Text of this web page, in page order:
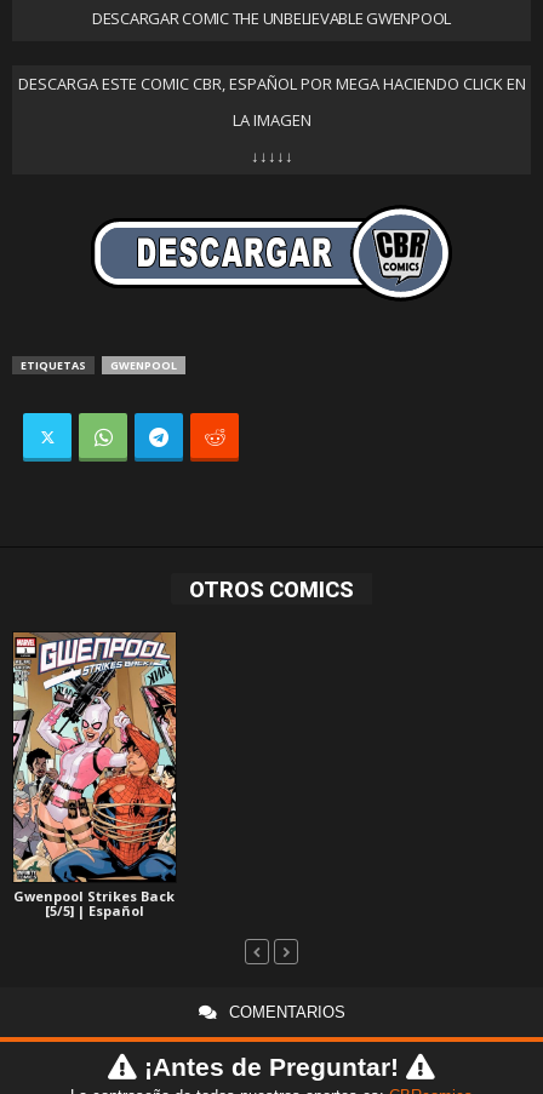
DESCARGAR COMIC THE UNBELIEVABLE GWENPOOL
DESCARGA ESTE COMIC CBR, ESPAÑOL POR MEGA HACIENDO CLICK EN
LA IMAGEN
↓↓↓↓↓
ETIQUETAS GWENPOOL
OTROS COMICS
Gwenpool Strikes Back
[5/5] | Español
COMENTARIOS
¡Antes de Preguntar!